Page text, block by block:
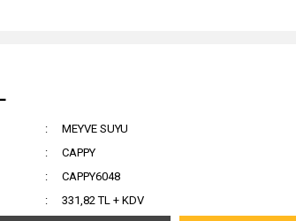
MEYVE SUYU
CAPPY
CAPPY6048
331,82 TL + KDV